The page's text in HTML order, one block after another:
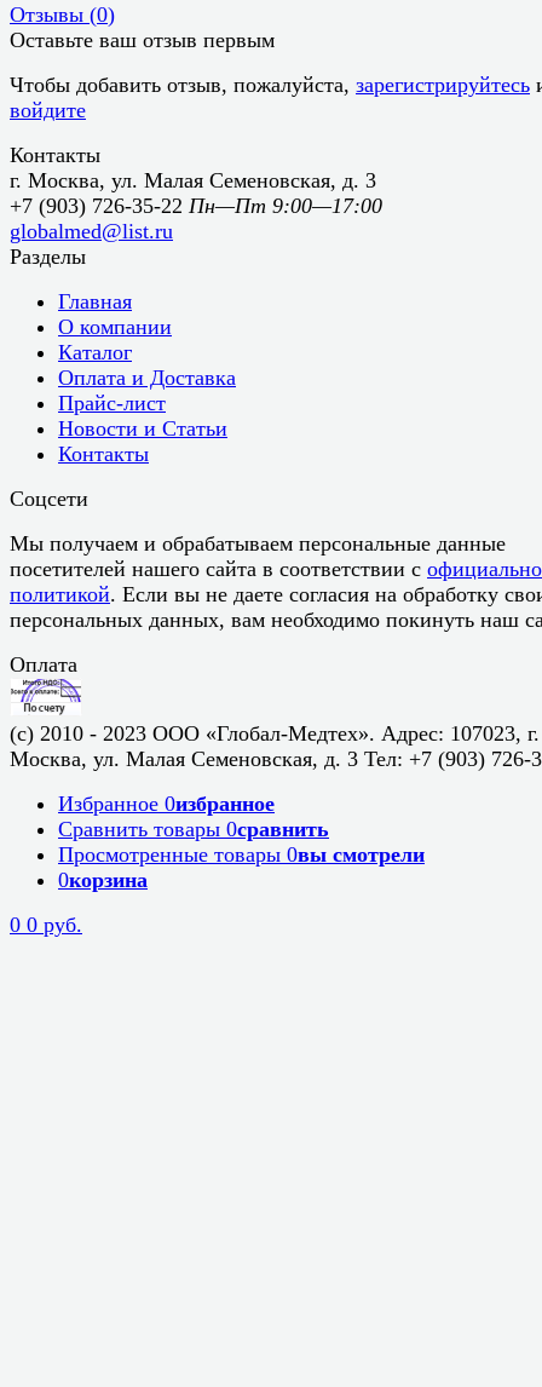
Отзывы (0)
Оставьте ваш отзыв первым
Чтобы добавить отзыв, пожалуйста, зарегистрируйтесь
войдите
Контакты
г. Москва, ул. Малая Семеновская, д. 3
+7 (903) 726-35-22 Пн—Пт 9:00—17:00
globalmed@list.ru
Разделы
Главная
О компании
Каталог
Оплата и Доставка
Прайс-лист
Новости и Статьи
Контакты
Соцсети
Мы получаем и обрабатываем персональные данные
посетителей нашего сайта в соответствии с
политикой. Если вы не даете согласия на обработку
персональных данных, вам необходимо покинуть наш
Оплата
(c) 2010 - 2023 ООО «Глобал-Медтех». Адрес: 107023, г.
Москва, ул. Малая Семеновская, д. 3 Тел: +7 (903) 726-
Избранное 0избранное
Сравнить товары 0сравнить
Просмотренные товары 0вы смотрели
0корзина
0 0 руб.